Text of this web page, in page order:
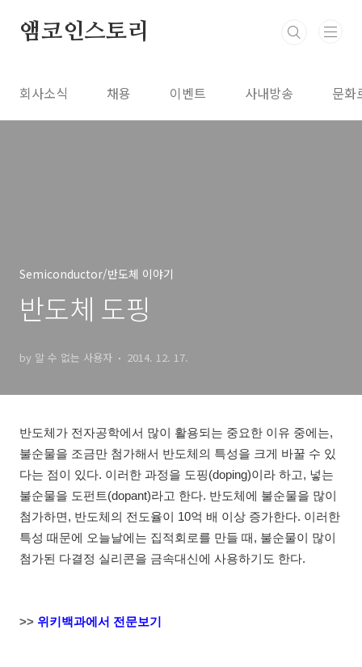
앰코인스토리
회사소식 채용 이벤트 사내방송 문화
Semiconductor/반도체 이야기
반도체 도핑
by 알 수 없는 사용자 2014. 12. 17.
반도체가 전자공학에서 많이 활용되는 중요한 이유 중에는,
불순물을 조금만 첨가해서 반도체의 특성을 크게 바꿀 수 있
다는 점이 있다. 이러한 과정을 도핑(doping)이라 하고, 넣는
불순물을 도펀트(dopant)라고 한다. 반도체에 불순물을 많이
첨가하면, 반도체의 전도율이 10억 배 이상 증가한다. 이러한
특성 때문에 오늘날에는 집적회로를 만들 때, 불순물이 많이
첨가된 다결정 실리콘을 금속대신에 사용하기도 한다.
>> 위키백과에서 전문보기